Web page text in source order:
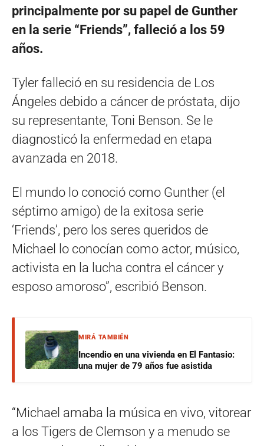
principalmente por su papel de Gunther
en la serie “Friends”, falleció a los 59
años.
Tyler falleció en su residencia de Los
Ángeles debido a cáncer de próstata, dijo
su representante, Toni Benson. Se le
diagnosticó la enfermedad en etapa
avanzada en 2018.
El mundo lo conoció como Gunther (el
séptimo amigo) de la exitosa serie
‘Friends’, pero los seres queridos de
Michael lo conocían como actor, músico,
activista en la lucha contra el cáncer y
esposo amoroso”, escribió Benson.
MIRÁ TAMBIÉN
Incendio en una vivienda en El Fantasio:
una mujer de 79 años fue asistida
“Michael amaba la música en vivo, vitorear
a los Tigers de Clemson y a menudo se